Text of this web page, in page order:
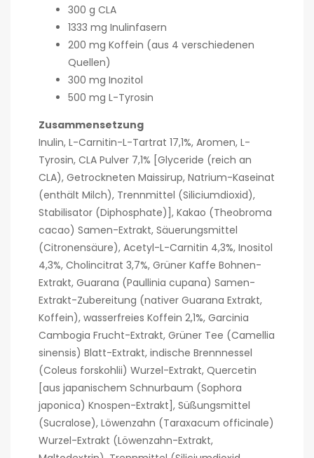
300 g CLA
1333 mg Inulinfasern
200 mg Koffein (aus 4 verschiedenen
Quellen)
300 mg Inozitol
500 mg L-Tyrosin
Zusammensetzung
Inulin, L-Carnitin-L-Tartrat 17,1%, Aromen, L-
Tyrosin, CLA Pulver 7,1% [Glyceride (reich an
CLA), Getrockneten Maissirup, Natrium-Kaseinat
(enthält Milch), Trennmittel (Siliciumdioxid),
Stabilisator (Diphosphate)], Kakao (Theobroma
cacao) Samen-Extrakt, Säuerungsmittel
(Citronensäure), Acetyl-L-Carnitin 4,3%, Inositol
4,3%, Cholincitrat 3,7%, Grüner Kaffe Bohnen-
Extrakt, Guarana (Paullinia cupana) Samen-
Extrakt-Zubereitung (nativer Guarana Extrakt,
Koffein), wasserfreies Koffein 2,1%, Garcinia
Cambogia Frucht-Extrakt, Grüner Tee (Camellia
sinensis) Blatt-Extrakt, indische Brennnessel
(Coleus forskohlii) Wurzel-Extrakt, Quercetin
[aus japanischem Schnurbaum (Sophora
japonica) Knospen-Extrakt], Süßungsmittel
(Sucralose), Löwenzahn (Taraxacum officinale)
Wurzel-Extrakt (Löwenzahn-Extrakt,